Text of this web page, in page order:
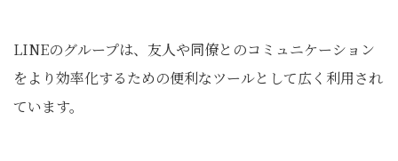
LINEのグループは、友人や同僚とのコミュニケーション
をより効率化するための便利なツールとして広く利用され
ています。